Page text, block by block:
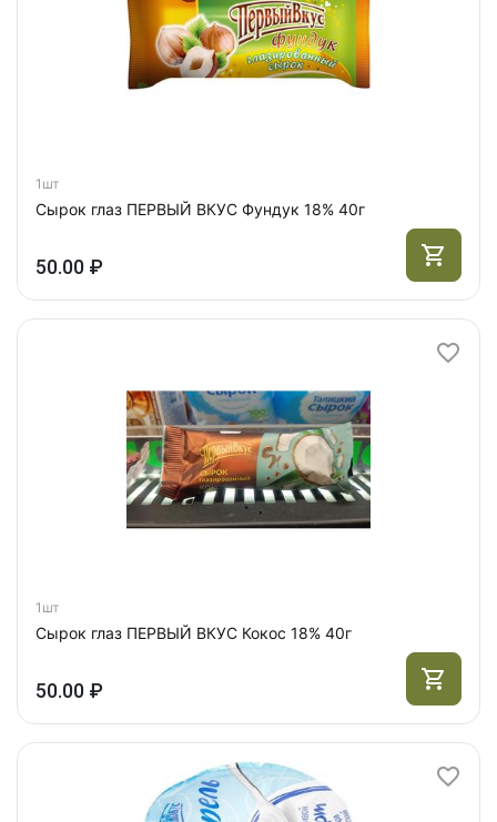
1шт
Сырок глаз ПЕРВЫЙ ВКУС Фундук 18% 40г
50.00 ₽
1шт
Сырок глаз ПЕРВЫЙ ВКУС Кокос 18% 40г
50.00 ₽